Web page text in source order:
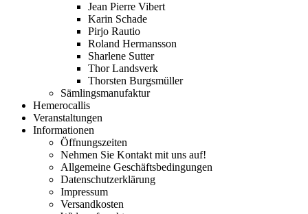
Jean Pierre Vibert
Karin Schade
Pirjo Rautio
Roland Hermansson
Sharlene Sutter
Thor Landsverk
Thorsten Burgsmüller
Sämlingsmanufaktur
Hemerocallis
Veranstaltungen
Informationen
Öffnungszeiten
Nehmen Sie Kontakt mit uns auf!
Allgemeine Geschäftsbedingungen
Datenschutzerklärung
Impressum
Versandkosten